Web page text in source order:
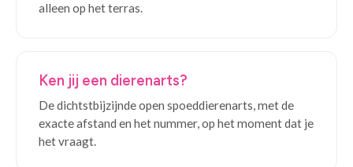
alleen op het terras.
Ken jij een dierenarts?
De dichtstbijzijnde open spoeddierenarts, met de
exacte afstand en het nummer, op het moment dat je
het vraagt.